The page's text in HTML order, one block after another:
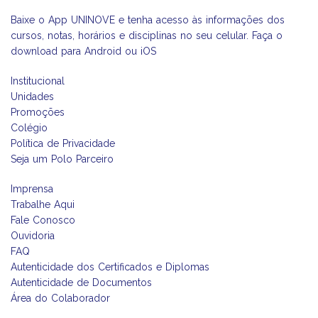
EJA - EDUCAÇÃO PARA JOVENS E ADULTOS
FIES
PROUNI
AMBULATÓRIO INTEGRADO DE SAÚDE
NAPP
MESTRADO E DOUTORADO
CURSOS TÉCNICOS
EJA
PÓS-GRADUAÇÃO MÉDICA -APRIMORAMENTO EM CIRURGIA
Baixe o App UNINOVE e tenha acesso às informações dos
cursos, notas, horários e disciplinas no seu celular. Faça o
download para Android ou iOS
Institucional
Unidades
Promoções
Colégio
Política de Privacidade
Seja um Polo Parceiro
Imprensa
Trabalhe Aqui
Fale Conosco
Ouvidoria
FAQ
Autenticidade dos Certificados e Diplomas
Autenticidade de Documentos
Área do Colaborador